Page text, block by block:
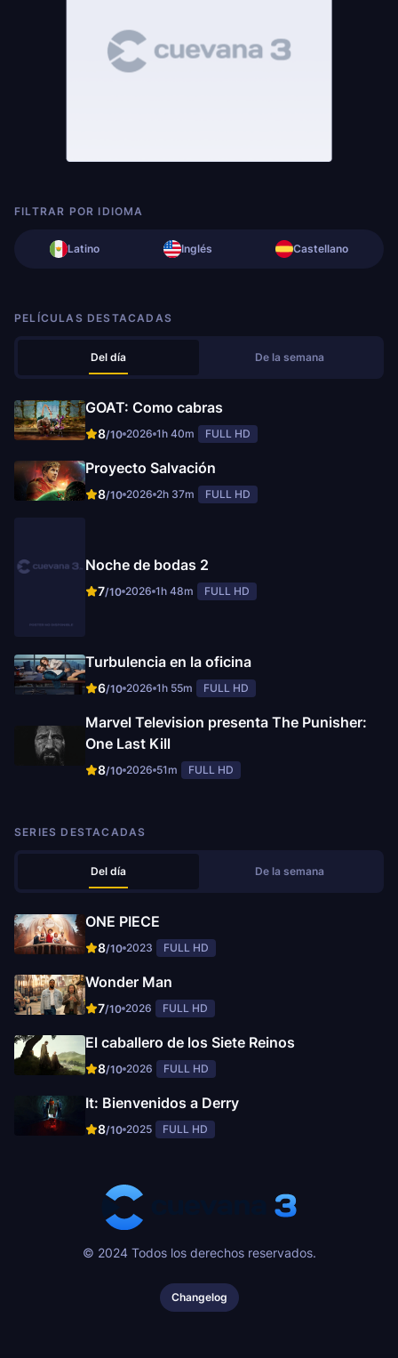
FILTRAR POR IDIOMA
Latino Inglés Castellano
PELÍCULAS DESTACADAS
Del día De la semana
GOAT: Como cabras
8/10 2026 1h 40m FULL HD
Proyecto Salvación
8/10 2026 2h 37m FULL HD
Noche de bodas 2
7/10 2026 1h 48m FULL HD
Turbulencia en la oficina
6/10 2026 1h 55m FULL HD
Marvel Television presenta The Punisher:
One Last Kill
8/10 2026 51m FULL HD
SERIES DESTACADAS
Del día De la semana
ONE PIECE
8/10 2023 FULL HD
Wonder Man
7/10 2026 FULL HD
El caballero de los Siete Reinos
8/10 2026 FULL HD
It: Bienvenidos a Derry
8/10 2025 FULL HD
© 2024 Todos los derechos reservados.
Changelog